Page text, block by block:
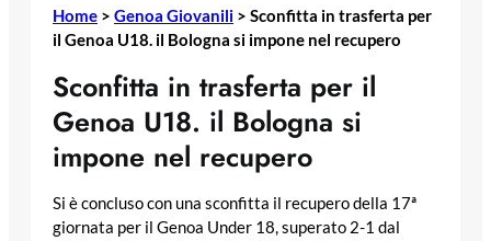
Home > Genoa Giovanili > Sconfitta in trasferta per
il Genoa U18. il Bologna si impone nel recupero
Sconfitta in trasferta per il
Genoa U18. il Bologna si
impone nel recupero
Si è concluso con una sconfitta il recupero della 17ª
giornata per il Genoa Under 18, superato 2-1 dal